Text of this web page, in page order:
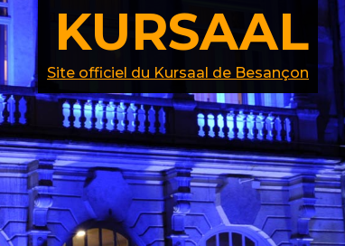
KURSAAL
Site officiel du Kursaal de Besançon